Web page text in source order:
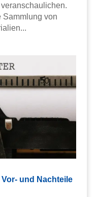
Sammlung von
und Nachteile